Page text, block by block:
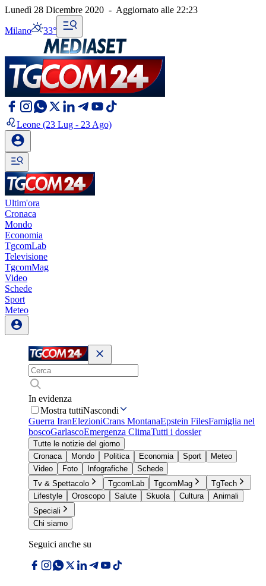
Lunedì 28 Dicembre 2020 - Aggiornato alle 22:23
Milano 33°
Leone (23 Lug - 23 Ago)
Ultim'ora
Cronaca
Mondo
Economia
TgcomLab
Televisione
TgcomMag
Video
Schede
Sport
Meteo
In evidenza
Mostra tuttiNascondi
Guerra IranElezioniCrans MontanaEpstein FilesFamiglia nel
boscoGarlascoEmergenza ClimaTutti i dossier
Tutte le notizie del giorno
Cronaca
Mondo Politica Economia Sport
Meteo
Video
Foto Infografiche
Schede
Tv & Spettacolo
TgcomLab TgcomMag
TgTech
Lifestyle
Oroscopo Salute Skuola Cultura
Animali
Speciali
Chi siamo
Seguici anche su